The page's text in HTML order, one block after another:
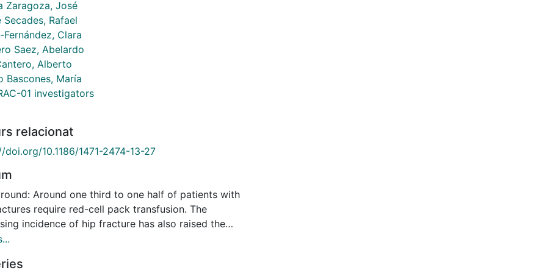
Zaragoza, José
Secades, Rafael
Fernández, Clara
Saez, Abelardo
Alberto
Bascones, María
01 investigators
relacionat
doi.org/10.1186/1471-2474-13-27
Around one third to one half of patients with
require red-cell pack transfusion. The
incidence of hip fracture has also raised the
this scarce resource. Additionally, red-cell pack
excessive morbidity and mortality. This makes it